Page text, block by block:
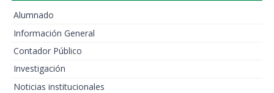
Alumnado
Información General
Contador Público
Investigación
Noticias institucionales